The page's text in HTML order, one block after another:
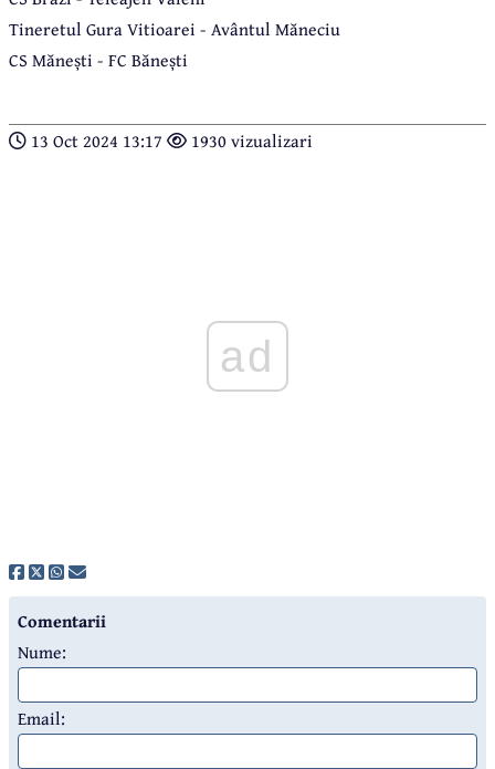
Tineretul Gura Vitioarei - Avântul Măneciu
CS Mănești - FC Bănești
13 Oct 2024 13:17 1930 vizualizari
ad
Comentarii
Nume:
Email: